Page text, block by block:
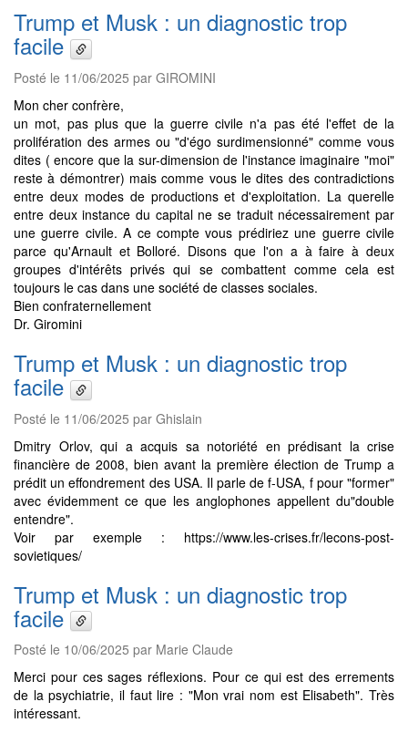
Trump et Musk : un diagnostic trop
facile
Posté le 11/06/2025 par GIROMINI
Mon cher confrère,
un mot, pas plus que la guerre civile n'a pas été l'effet de la
prolifération des armes ou "d'égo surdimensionné" comme vous
dites ( encore que la sur-dimension de l'instance imaginaire "moi"
reste à démontrer) mais comme vous le dites des contradictions
entre deux modes de productions et d'exploitation. La querelle
entre deux instance du capital ne se traduit nécessairement par
une guerre civile. A ce compte vous prédiriez une guerre civile
parce qu'Arnault et Bolloré. Disons que l'on a à faire à deux
groupes d'intérêts privés qui se combattent comme cela est
toujours le cas dans une société de classes sociales.
Bien confraternellement
Dr. Giromini
Trump et Musk : un diagnostic trop
facile
Posté le 11/06/2025 par Ghislain
Dmitry Orlov, qui a acquis sa notoriété en prédisant la crise
financière de 2008, bien avant la première élection de Trump a
prédit un effondrement des USA. Il parle de f-USA, f pour "former"
avec évidemment ce que les anglophones appellent du"double
entendre".
Voir par exemple : https://www.les-crises.fr/lecons-post-
sovietiques/
Trump et Musk : un diagnostic trop
facile
Posté le 10/06/2025 par Marie Claude
Merci pour ces sages réflexions. Pour ce qui est des errements
de la psychiatrie, il faut lire : "Mon vrai nom est Elisabeth". Très
intéressant.